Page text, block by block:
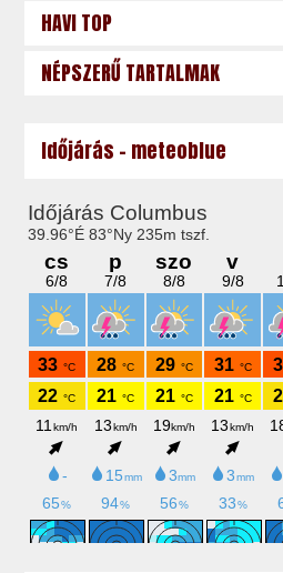
HAVI TOP
NÉPSZERŰ TARTALMAK
Időjárás - meteoblue